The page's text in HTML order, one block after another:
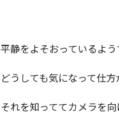
平静をよそおっているよ
どうしても気になって仕
それを知っててカメラを